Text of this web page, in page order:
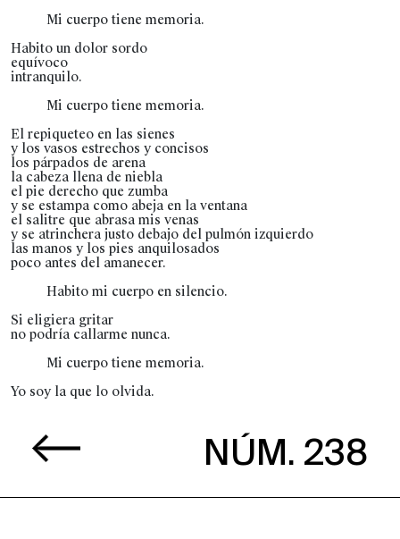
Mi cuerpo tiene memoria.
Habito un dolor sordo
equívoco
intranquilo.
Mi cuerpo tiene memoria.
El repiqueteo en las sienes
y los vasos estrechos y concisos
los párpados de arena
la cabeza llena de niebla
el pie derecho que zumba
y se estampa como abeja en la ventana
el salitre que abrasa mis venas
y se atrinchera justo debajo del pulmón izquierdo
las manos y los pies anquilosados
poco antes del amanecer.
Habito mi cuerpo en silencio.
Si eligiera gritar
no podría callarme nunca.
Mi cuerpo tiene memoria.
Yo soy la que lo olvida.
NÚM. 238